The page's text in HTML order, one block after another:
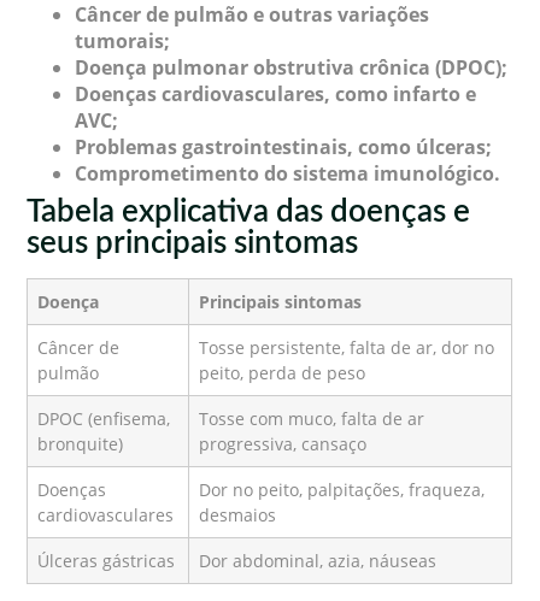
Câncer de pulmão e outras variações
tumorais;
Doença pulmonar obstrutiva crônica (DPOC);
Doenças cardiovasculares, como infarto e
AVC;
Problemas gastrointestinais, como úlceras;
Comprometimento do sistema imunológico.
Tabela explicativa das doenças e
seus principais sintomas
Doença
Principais sintomas
Câncer de
pulmão
Tosse persistente, falta de ar, dor no
peito, perda de peso
DPOC (enfisema,
bronquite)
Tosse com muco, falta de ar
progressiva, cansaço
Doenças
cardiovasculares
Dor no peito, palpitações, fraqueza,
desmaios
Úlceras gástricas
Dor abdominal, azia, náuseas